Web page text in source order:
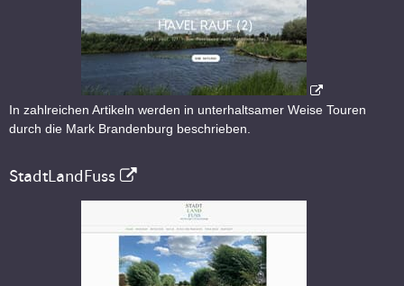
In zahlreichen Artikeln werden in unterhaltsamer Weise Touren
durch die Mark Brandenburg beschrieben.
StadtLandFuss